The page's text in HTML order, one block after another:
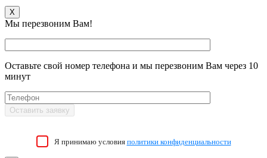
X
Мы перезвоним Вам!
Оставьте свой номер телефона и мы перезвоним Вам через 10
минут
Я принимаю условия политики конфиденциальности